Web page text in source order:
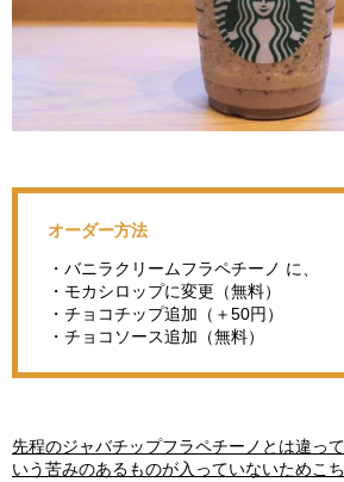
オーダー方法
・バニラクリームフラペチーノ に、
・モカシロップに変更（無料）
・チョコチップ追加（＋50円）
・チョコソース追加（無料）
先程のジャバチップフラペチーノとは違っ
いう苦みのあるものが入っていないためこ